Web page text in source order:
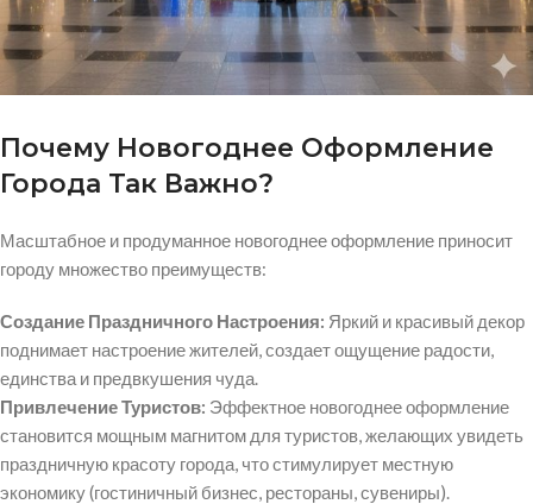
Почему Новогоднее Оформление
Города Так Важно?
Масштабное и продуманное новогоднее оформление приносит
городу множество преимуществ:
Создание Праздничного Настроения: Яркий и красивый декор
поднимает настроение жителей, создает ощущение радости,
единства и предвкушения чуда.
Привлечение Туристов: Эффектное новогоднее оформление
становится мощным магнитом для туристов, желающих увидеть
праздничную красоту города, что стимулирует местную
экономику (гостиничный бизнес, рестораны, сувениры).